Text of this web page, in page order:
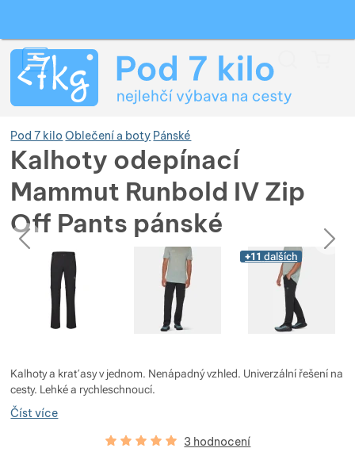
Pod 7 kilo Oblečení a boty Pánské
Kalhoty odepínací
Mammut Runbold IV Zip
Off Pants pánské
Fotografie
předchozí
následující
Fotografie +11 dalších
Kalhoty a kraťasy v jednom. Nenápadný vzhled. Univerzální řešení na
cesty. Lehké a rychleschnoucí.
Číst více
Hodnocení zákazníků
100% 3 hodnocení
Zobrazit více
Zobrazit více
Zobrazit více
Zobrazit více
Zobrazit více
Zobrazit více
Zobrazit více
Zobrazit více
Zobrazit více